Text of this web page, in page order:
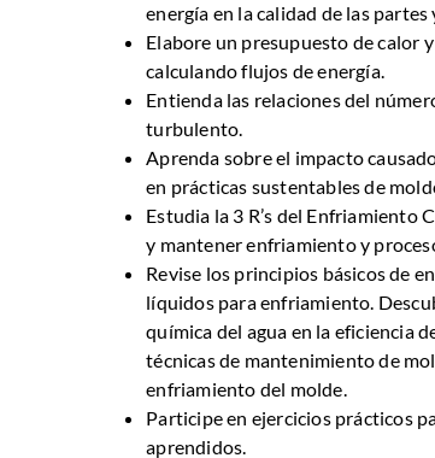
energía en la calidad de las
Elabore un presupuesto de calor
calculando flujos de energía.
Entienda las relaciones del
turbulento.
Aprenda sobre el impacto
en prácticas sustentables de
Estudia la 3 R’s del Enfriamiento
y mantener enfriamiento y
Revise los principios básicos de
líquidos para enfriamiento.
química del agua en la eficiencia
técnicas de mantenimiento de
enfriamiento del molde.
Participe en ejercicios prácticos
aprendidos.